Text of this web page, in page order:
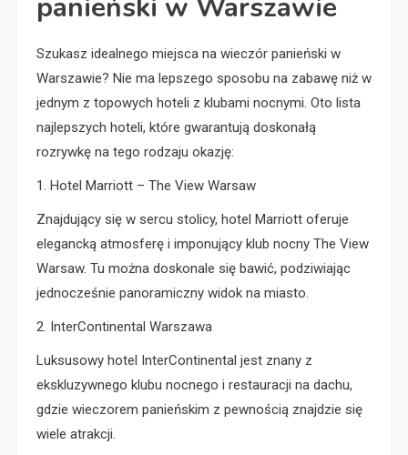
panieński w Warszawie
Szukasz idealnego miejsca na wieczór panieński w
Warszawie? Nie ma lepszego sposobu na zabawę niż w
jednym z topowych hoteli z klubami nocnymi. Oto lista
najlepszych hoteli, które gwarantują doskonałą
rozrywkę na tego rodzaju okazję:
1. Hotel Marriott – The View Warsaw
Znajdujący się w sercu stolicy, hotel Marriott oferuje
elegancką atmosferę i imponujący klub nocny The View
Warsaw. Tu można doskonale się bawić, podziwiając
jednocześnie panoramiczny widok na miasto.
2. InterContinental Warszawa
Luksusowy hotel InterContinental jest znany z
ekskluzywnego klubu nocnego i restauracji na dachu,
gdzie wieczorem panieńskim z pewnością znajdzie się
wiele atrakcji.